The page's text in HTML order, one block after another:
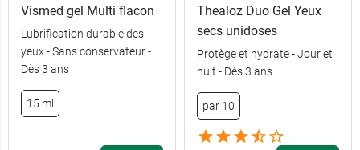
Vismed gel Multi flacon
Lubrification durable des
yeux - Sans conservateur -
Dès 3 ans
15 ml
Thealoz Duo Gel Yeux
secs unidoses
Protège et hydrate - Jour et
nuit - Dès 3 ans
par 10